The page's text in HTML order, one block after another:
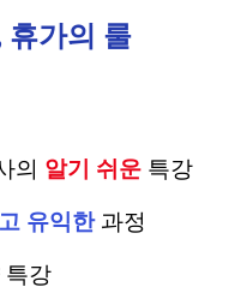
휴가의 룰
의 알기 쉬운 특강
유익한 과정
특강